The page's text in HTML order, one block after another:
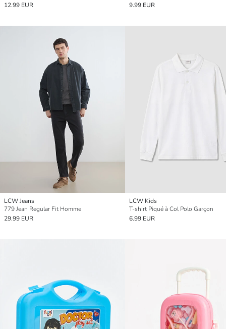
12.99 EUR
9.99 EUR
LCW Jeans
779 Jean Regular Fit Homme
29.99 EUR
LCW Kids
T-shirt Piqué à Col Polo Garçon
6.99 EUR